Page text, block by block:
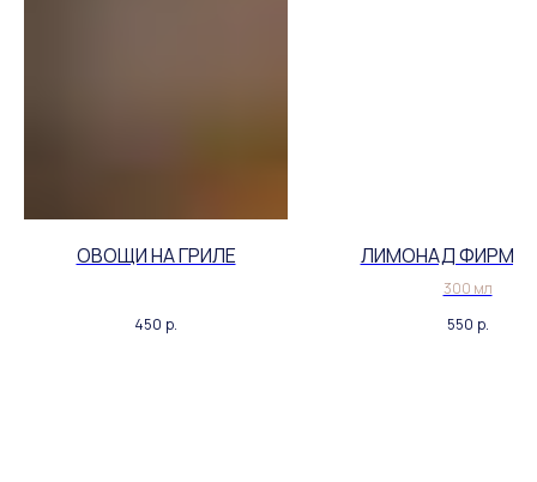
ОВОЩИ НА ГРИЛЕ
450 р.
ЛИМОНАД
300 мл
550 р.